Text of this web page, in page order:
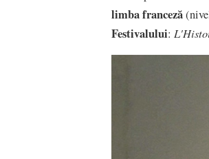
limba franceză
Festivalului: